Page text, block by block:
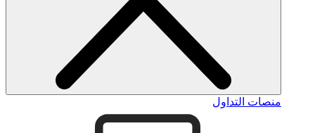
منصات التداول